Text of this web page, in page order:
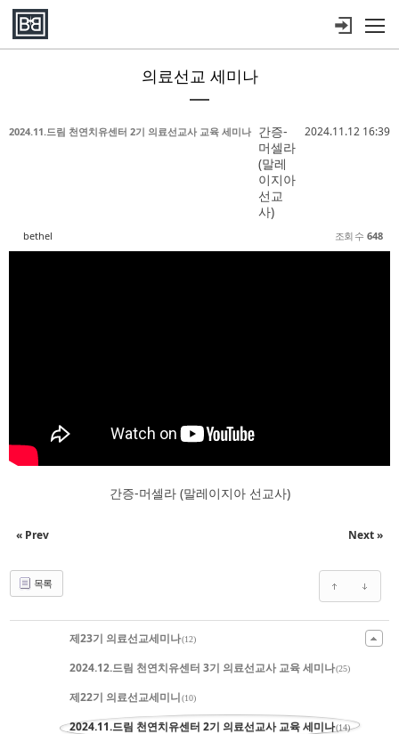
의료선교 세미나
2024.11.드림 천연치유센터 2기 의료선교사 교육 세미나 2024.11.12 16:39
간증-
머셀라
(말레
이지아
선교
사)
bethel 조회 수 648
간증-머셀라 (말레이지아 선교사)
« Prev Next »
목록
제23기 의료선교세미나(12)
2024.12.드림 천연치유센터 3기 의료선교사 교육 세미나(25)
제22기 의료선교세미니(10)
2024.11.드림 천연치유센터 2기 의료선교사 교육 세미나(14)
Sketchbook5, 스케치북5
Sketchbook5, 스케치북5
Sketchbook5, 스케치북5
Sketchbook5, 스케치북5